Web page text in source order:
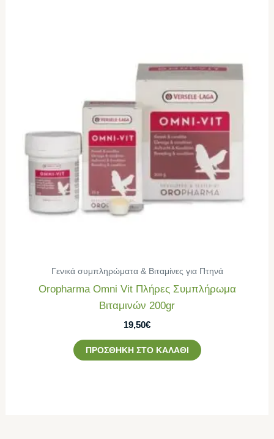
Γενικά συμπληρώματα & Βιταμίνες για Πτηνά
Oropharma Omni Vit Πλήρες Συμπλήρωμα
Βιταμινών 200gr
19,50€
ΠΡΟΣΘΉΚΗ ΣΤΟ ΚΑΛΆΘΙ